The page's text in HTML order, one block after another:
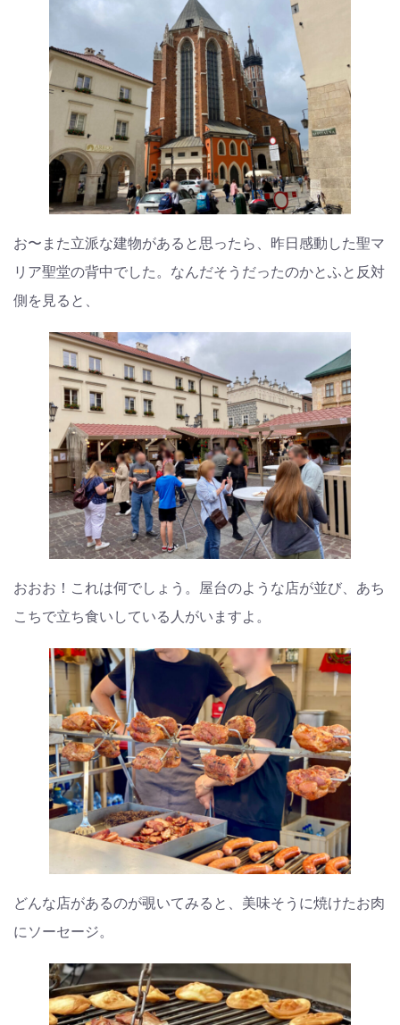
お〜また立派な建物があると思ったら、昨日感動した聖マ
リア聖堂の背中でした。なんだそうだったのかとふと反対
側を見ると、
おおお！これは何でしょう。屋台のような店が並び、あち
こちで立ち食いしている人がいますよ。
どんな店があるのが覗いてみると、美味そうに焼けたお肉
にソーセージ。